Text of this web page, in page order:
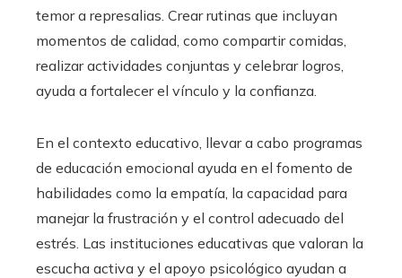
temor a represalias. Crear rutinas que incluyan
momentos de calidad, como compartir comidas,
realizar actividades conjuntas y celebrar logros,
ayuda a fortalecer el vínculo y la confianza.
En el contexto educativo, llevar a cabo programas
de educación emocional ayuda en el fomento de
habilidades como la empatía, la capacidad para
manejar la frustración y el control adecuado del
estrés. Las instituciones educativas que valoran la
escucha activa y el apoyo psicológico ayudan a